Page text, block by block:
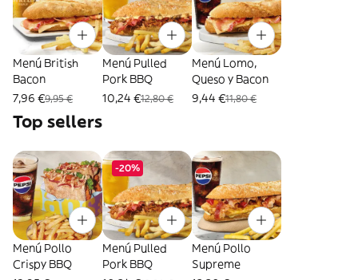
Menú British
Bacon
7,96 €9,95 €
Menú Pulled
Pork BBQ
10,24 €12,80 €
Menú Lomo,
Queso y Bacon
9,44 €11,80 €
Top sellers
Menú Pollo
Crispy BBQ
-20%
Menú Pulled
Pork BBQ
Menú Pollo
Supreme